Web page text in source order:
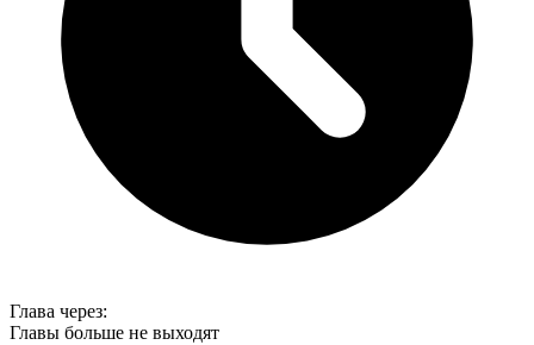
Глава через:
Главы больше не выходят